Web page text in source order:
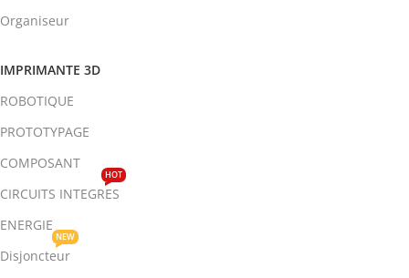
Organiseur
IMPRIMANTE 3D
ROBOTIQUE
PROTOTYPAGE
COMPOSANT
CIRCUITS INTEGRES
HOT
ENERGIE
Disjoncteur
NEW